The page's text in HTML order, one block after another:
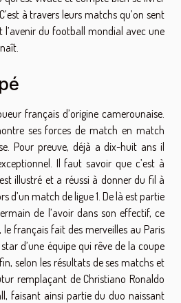
à travers leurs matchs qu’on sent
l’avenir du football mondial avec une
français d’origine camerounaise.
ses forces de match en match
Pour preuve, déjà a dix-huit ans il
Il faut savoir que c’est à
illustré et a réussi à donner du fil à
d’un match de ligue 1. De là est partie
de l’avoir dans son effectif, ce
français fait des merveilles au Paris
d’une équipe qui rêve de la coupe
selon les résultats de ses matchs et
remplaçant de Christiano Ronaldo
faisant ainsi partie du duo naissant